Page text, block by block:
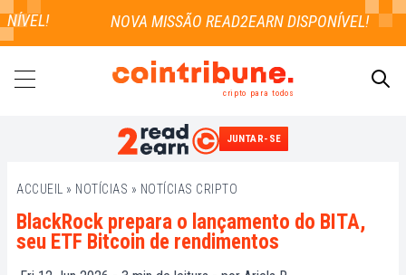
cripto para todos
JUNTAR-SE
ACCUEIL » NOTÍCIAS » NOTÍCIAS CRIPTO
BlackRock prepara o lançamento do BITA,
seu ETF Bitcoin de rendimentos